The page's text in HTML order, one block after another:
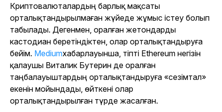
Криптовалюталардың барлық мақсаты
орталықтандырылмаған жүйеде жұмыс істеу болып
табылады. Дегенмен, оралған жетондарды
кастодиан беретіндіктен, олар орталықтандыруға
бейім. Mediumхабарлауынша, тіпті Ethereum негізін
қалаушы Виталик Бутерин де оралған
таңбалауыштардың орталықтандыруға «сезімтал»
екенін мойындады, өйткені олар
орталықтандырылған түрде жасалған.